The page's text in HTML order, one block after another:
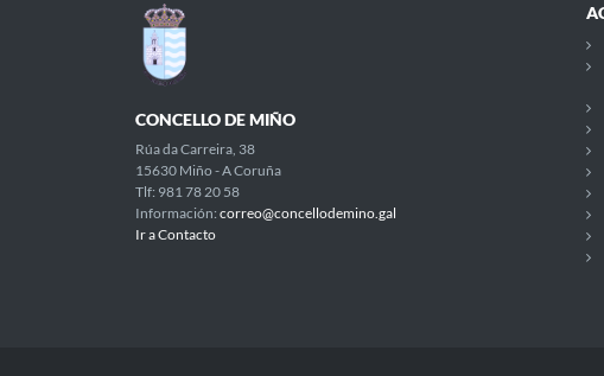
CONCELLO DE MIÑO
Rúa da Carreira, 38
15630 Miño - A Coruña
Tlf: 981 78 20 58
Información: correo@concellodemino.gal
Ir a Contacto